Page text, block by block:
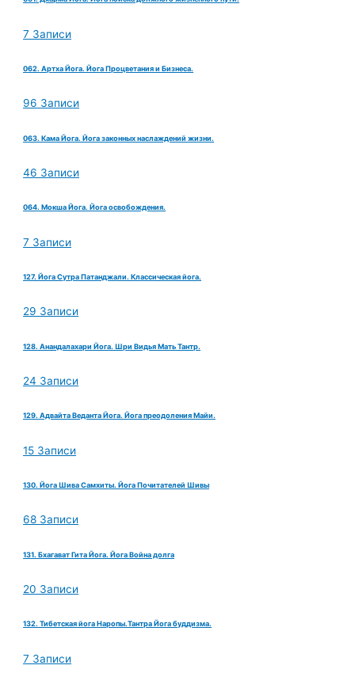
7 Записи
062. Артха Йога. Йога Процветания и Бизнеса.
96 Записи
063. Кама Йога. Йога законных наслаждений жизни.
46 Записи
064. Мокша Йога. Йога освобождения.
7 Записи
127. Йога Сутра Патанджали. Классическая йога.
29 Записи
128. Анандалахари Йога. Шри Видья Мать Тантр.
24 Записи
129. Адвайта Веданта Йога. Йога преодоления Майи.
15 Записи
130. Йога Шива Самхиты. Йога Почитателей Шивы
68 Записи
131. Бхагават Гита Йога. Йога Война долга
20 Записи
132. Тибетская йога Наропы.Тантра Йога буддизма.
7 Записи